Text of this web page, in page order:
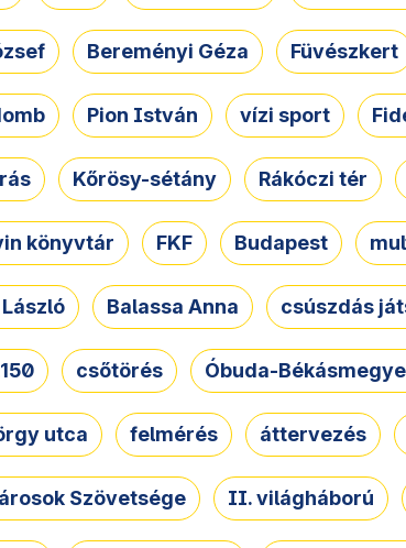
Bereményi Géza Füvészkert
Pion István vízi sport
Kőrösy-sétány Rákóczi tér
könyvtár FKF Budapest
Balassa Anna csúszdás
csőtörés Óbuda-
utca felmérés áttervezés
Szövetsége II. világháború